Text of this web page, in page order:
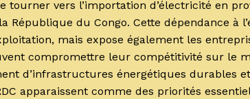
tourner vers l’importation d’électricité en
République du Congo. Cette dépendance à
mais expose également les
compromettre leur compétitivité sur le
d’infrastructures énergétiques durables
apparaissent comme des priorités